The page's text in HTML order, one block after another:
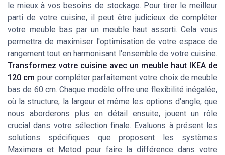
le mieux à vos besoins de stockage. Pour tirer le meilleur
parti de votre cuisine, il peut être judicieux de compléter
votre meuble bas par un meuble haut assorti. Cela vous
permettra de maximiser l'optimisation de votre espace de
rangement tout en harmonisant l'ensemble de votre cuisine.
Transformez votre cuisine avec un meuble haut IKEA de
120 cm pour compléter parfaitement votre choix de meuble
bas de 60 cm. Chaque modèle offre une flexibilité inégalée,
où la structure, la largeur et même les options d'angle, que
nous aborderons plus en détail ensuite, jouent un rôle
crucial dans votre sélection finale. Evaluons à présent les
solutions spécifiques que proposent les systèmes
Maximera et Metod pour faire la différence dans votre